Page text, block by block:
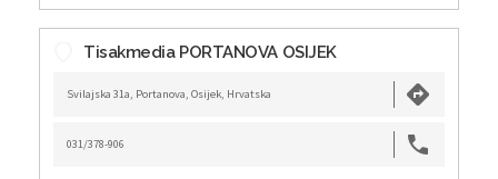
Tisakmedia PORTANOVA OSIJEK
Svilajska 31a, Portanova, Osijek, Hrvatska
031/378-906